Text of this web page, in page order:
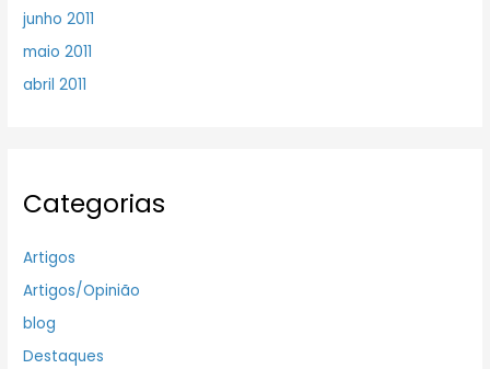
junho 2011
maio 2011
abril 2011
Categorias
Artigos
Artigos/Opinião
blog
Destaques